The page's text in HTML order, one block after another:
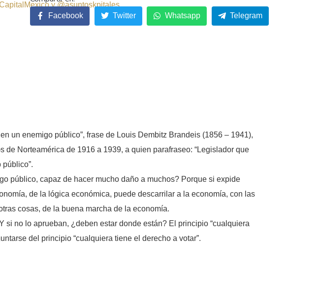
y @asuntoskpitales
un enemigo público”, frase de Louis Dembitz Brandeis (1856 – 1941),
Norteamérica de 1916 a 1939, a quien parafraseo: “Legislador que
público, capaz de hacer mucho daño a muchos? Porque si expide
de la lógica económica, puede descarrilar a la economía, con las
cosas, de la buena marcha de la economía.
no lo aprueban, ¿deben estar donde están? El principio “cualquiera
del principio “cualquiera tiene el derecho a votar”.
Facebook Twitter Whatsapp Telegram